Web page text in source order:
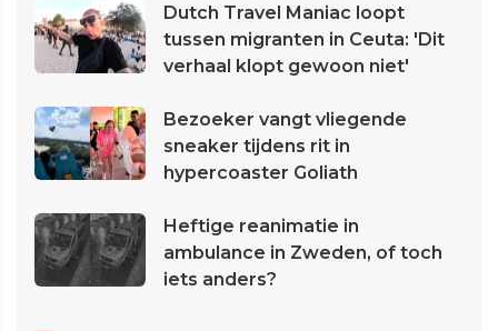
Dutch Travel Maniac loopt
tussen migranten in Ceuta: 'Dit
verhaal klopt gewoon niet'
Bezoeker vangt vliegende
sneaker tijdens rit in
hypercoaster Goliath
Heftige reanimatie in
ambulance in Zweden, of toch
iets anders?